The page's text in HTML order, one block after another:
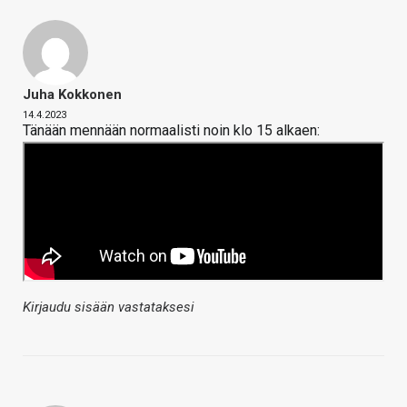
Juha Kokkonen
14.4.2023
Tänään mennään normaalisti noin klo 15 alkaen:
Kirjaudu sisään vastataksesi